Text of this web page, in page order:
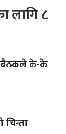
लागि ८
बैठकले के-के